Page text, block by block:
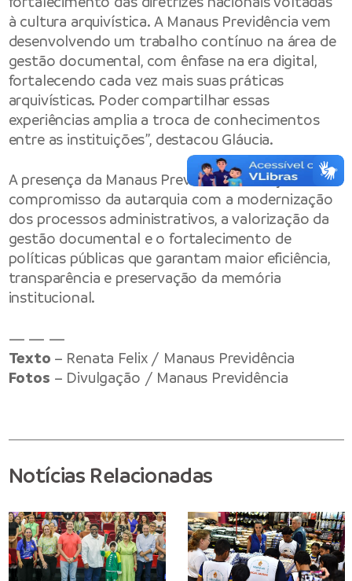
à cultura arquivística. A Manaus Previdência vem
desenvolvendo um trabalho contínuo na área de
gestão documental, com ênfase na era digital,
fortalecendo cada vez mais suas práticas
arquivísticas. Poder compartilhar essas
experiências amplia a troca de conhecimentos
entre as instituições”, destacou Gláucia.
A presença da Manaus Previdência reforça o
compromisso da autarquia com a modernização
dos processos administrativos, a valorização da
gestão documental e o fortalecimento de
políticas públicas que garantam maior eficiência,
transparência e preservação da memória
institucional.
— — —
Texto – Renata Felix / Manaus Previdência
Fotos – Divulgação / Manaus Previdência
Notícias Relacionadas